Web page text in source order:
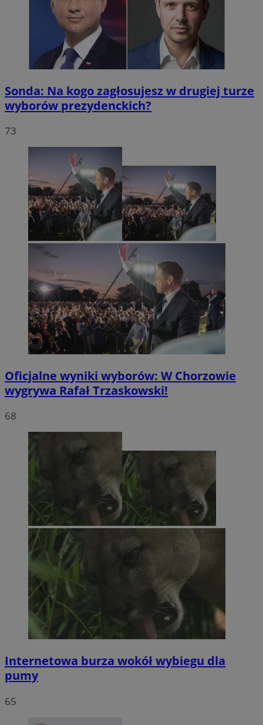
Sonda: Na kogo zagłosujesz w drugiej turze
wyborów prezydenckich?
73
Oficjalne wyniki wyborów: W Chorzowie
wygrywa Rafał Trzaskowski!
68
Internetowa burza wokół wybiegu dla
pumy
65